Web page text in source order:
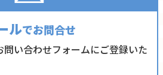
ルでお問合せ
い合わせフォームにご登録いた